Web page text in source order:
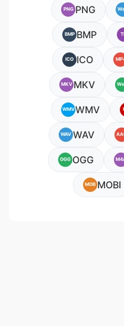
PNG PNG
BMP BMP
ICO ICO
MKV MKV
WMVWMV
WAV WAV
OGG OGG
MOB MOBI